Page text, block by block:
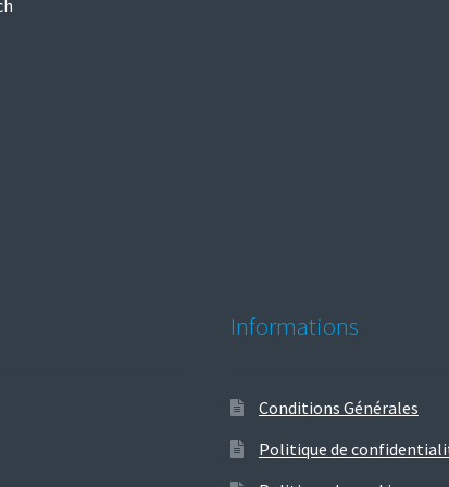
Informations
Conditions Générales
Politique de